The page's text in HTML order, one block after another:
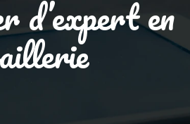
d’expert en